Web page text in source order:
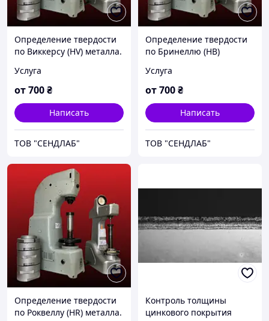
Определение твердости
по Виккерсу (HV) металла.
определения твердости
металла
Услуга
от700₴
Написать
ТОВ "СЕНДЛАБ"
Определение твердости
по Бринеллю (НВ)
определения твердости
металла
Услуга
от700₴
Написать
ТОВ "СЕНДЛАБ"
Определение твердости
по Роквеллу (НR) металла.
Контроль толщины
цинкового покрытия